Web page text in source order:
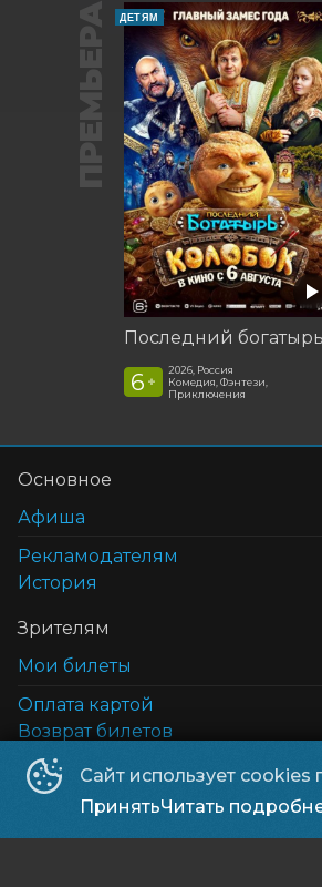
ПРЕМЬЕРА ДЕТЯМ
6 +
2026, Россия
Комедия, Фэнтези,
Приключения
Сайт использует
ПринятьЧитать
Основное
Афиша
Рекламодателям
История
Зрителям
Мои билеты
Оплата картой
Возврат билетов
Cертификаты
5D кинотеатр